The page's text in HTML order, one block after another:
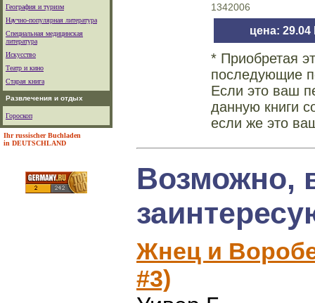
География и туризм
Научно-популярная литература
Специальная медицинская
литература
Искусство
Театр и кино
Старая книга
Развлечения и отдых
Гороскоп
Ihr russischer Buchladen
in DEUTSCHLAND
1342006
цена: 29.04
* Приобретая
последующие
Если это ваш
данную книги
если же это
Возможно,
Жнец и
#3)